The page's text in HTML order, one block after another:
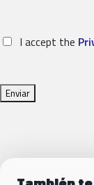
I accept the